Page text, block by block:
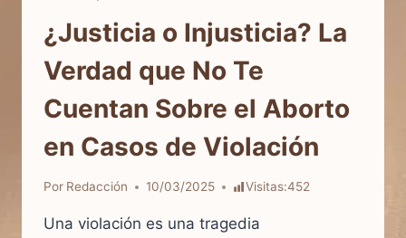
¿Justicia o Injusticia? La
Verdad que No Te
Cuentan Sobre el Aborto
en Casos de Violación
Por Redacción 10/03/2025 Visitas:452
Una violación es una tragedia